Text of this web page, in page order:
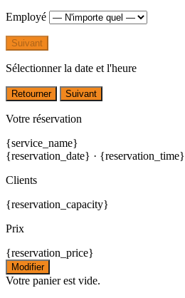
Employé
Suivant
Sélectionner la date et l'heure
Retourner Suivant
Votre réservation
{service_name}
{reservation_date} · {reservation_time}
Clients
{reservation_capacity}
Prix
{reservation_price}
Modifier
Votre panier est vide.